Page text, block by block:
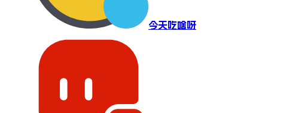
今天吃啥呀